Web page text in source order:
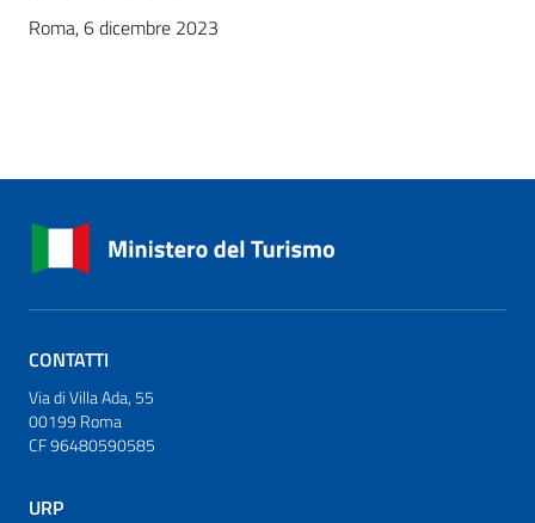
Roma, 6 dicembre 2023
CONTATTI
Via di Villa Ada, 55
00199 Roma
CF 96480590585
URP